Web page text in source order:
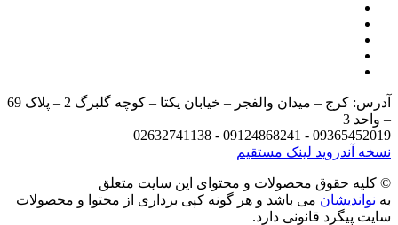
آدرس: کرج – میدان والفجر – خیابان یکتا – کوچه گلبرگ 2 – پلاک 69
3
09365452019 - 09124868241 -
آندرویدلینک مستقیم
حقوق محصولات و محتوای اين سایت متعلق
می باشد و هر گونه کپی برداری از محتوا و محصولات
پیگرد قانونی دارد.